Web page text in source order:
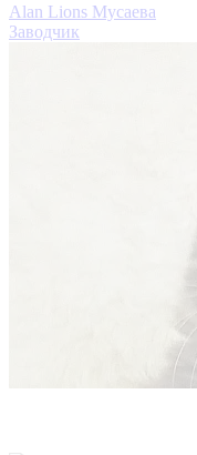
Alan Lions Мусаева
Заводчик